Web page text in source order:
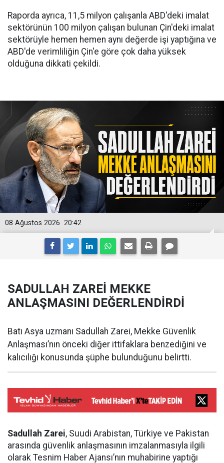
Raporda ayrıca, 11,5 milyon çalışanla ABD'deki imalat
sektörünün 100 milyon çalışan bulunan Çin'deki imalat
sektörüyle hemen hemen aynı değerde işi yaptığına ve
ABD'de verimliliğin Çin'e göre çok daha yüksek
olduğuna dikkati çekildi.
20:42
08 Ağustos 2026
SADULLAH ZAREİ MEKKE
ANLAŞMASINI DEĞERLENDİRDİ
Batı Asya uzmanı Sadullah Zarei, Mekke Güvenlik
Anlaşması’nın önceki diğer ittifaklara benzediğini ve
kalıcılığı konusunda şüphe bulunduğunu belirtti.
Sadullah Zarei, Suudi Arabistan, Türkiye ve Pakistan
arasında güvenlik anlaşmasının imzalanmasıyla ilgili
olarak Tesnim Haber Ajansı’nın muhabirine yaptığı